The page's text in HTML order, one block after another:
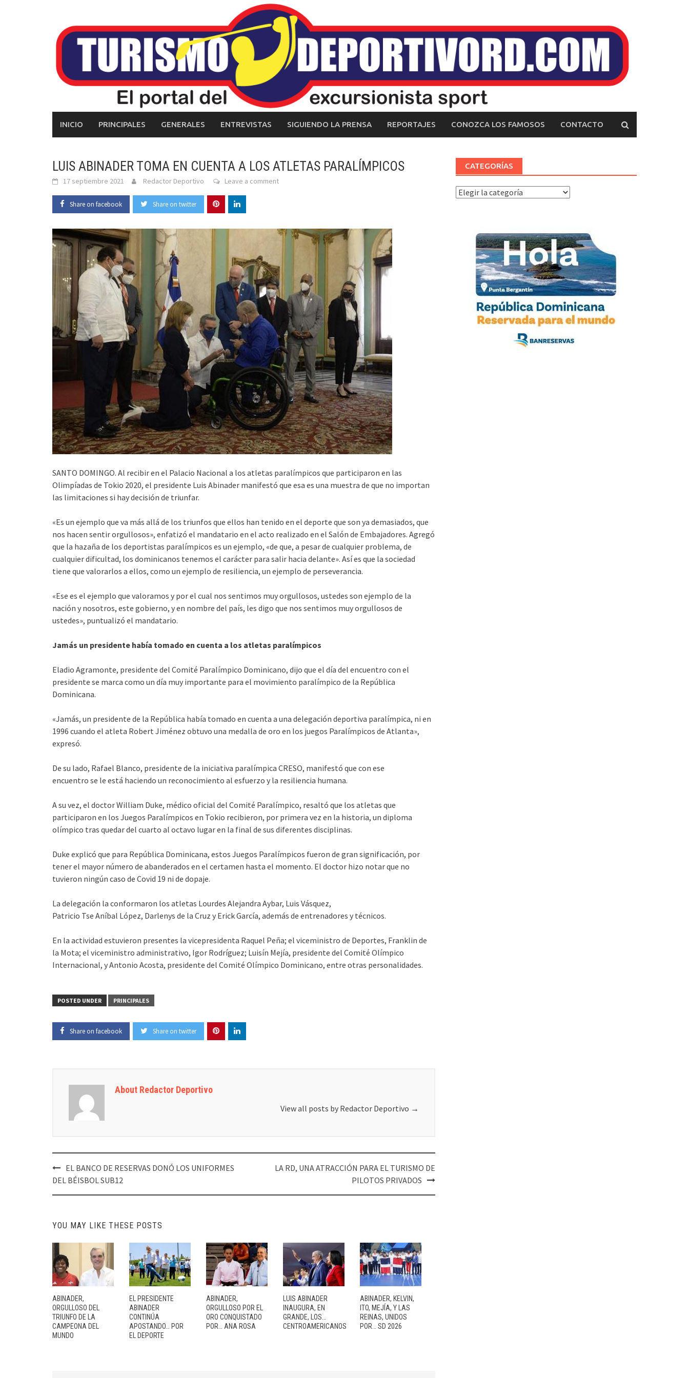
INICIO PRINCIPALES GENERALES ENTREVISTAS SIGUIENDO LA PRENSA REPORTAJES CONOZCA LOS FAMOSOS CONTACTO
LUIS ABINADER TOMA EN CUENTA A LOS ATLETAS PARALÍMPICOS
17 septiembre 2021 Redactor Deportivo Leave a comment
Share on facebook Share on twitter
SANTO DOMINGO. Al recibir en el Palacio Nacional a los atletas paralímpicos que participaron en las
Olimpíadas de Tokio 2020, el presidente Luis Abinader manifestó que esa es una muestra de que no importan
las limitaciones si hay decisión de triunfar.
«Es un ejemplo que va más allá de los triunfos que ellos han tenido en el deporte que son ya demasiados, que
nos hacen sentir orgullosos», enfatizó el mandatario en el acto realizado en el Salón de Embajadores. Agregó
que la hazaña de los deportistas paralímpicos es un ejemplo, «de que, a pesar de cualquier problema, de
cualquier dificultad, los dominicanos tenemos el carácter para salir hacia delante». Así es que la sociedad
tiene que valorarlos a ellos, como un ejemplo de resiliencia, un ejemplo de perseverancia.
«Ese es el ejemplo que valoramos y por el cual nos sentimos muy orgullosos, ustedes son ejemplo de la
nación y nosotros, este gobierno, y en nombre del país, les digo que nos sentimos muy orgullosos de
ustedes», puntualizó el mandatario.
Jamás un presidente había tomado en cuenta a los atletas paralímpicos
Eladio Agramonte, presidente del Comité Paralímpico Dominicano, dijo que el día del encuentro con el
presidente se marca como un día muy importante para el movimiento paralímpico de la República
Dominicana.
«Jamás, un presidente de la República había tomado en cuenta a una delegación deportiva paralímpica, ni en
1996 cuando el atleta Robert Jiménez obtuvo una medalla de oro en los juegos Paralímpicos de Atlanta»,
expresó.
De su lado, Rafael Blanco, presidente de la iniciativa paralímpica CRESO, manifestó que con ese
encuentro se le está haciendo un reconocimiento al esfuerzo y la resiliencia humana.
A su vez, el doctor William Duke, médico oficial del Comité Paralímpico, resaltó que los atletas que
participaron en los Juegos Paralímpicos en Tokio recibieron, por primera vez en la historia, un diploma
olímpico tras quedar del cuarto al octavo lugar en la final de sus diferentes disciplinas.
Duke explicó que para República Dominicana, estos Juegos Paralímpicos fueron de gran significación, por
tener el mayor número de abanderados en el certamen hasta el momento. El doctor hizo notar que no
tuvieron ningún caso de Covid 19 ni de dopaje.
La delegación la conformaron los atletas Lourdes Alejandra Aybar, Luis Vásquez,
Patricio Tse Aníbal López, Darlenys de la Cruz y Erick García, además de entrenadores y técnicos.
En la actividad estuvieron presentes la vicepresidenta Raquel Peña; el viceministro de Deportes, Franklin de
la Mota; el viceministro administrativo, Igor Rodríguez; Luisín Mejía, presidente del Comité Olímpico
Internacional, y Antonio Acosta, presidente del Comité Olímpico Dominicano, entre otras personalidades.
POSTED UNDER PRINCIPALES
Share on facebook Share on twitter
About Redactor Deportivo
View all posts by Redactor Deportivo →
Post
navigation
EL BANCO DE RESERVAS DONÓ LOS UNIFORMES
DEL BÉISBOL SUB12
LA RD, UNA ATRACCIÓN PARA EL TURISMO DE
PILOTOS PRIVADOS
YOU MAY LIKE THESE POSTS
ABINADER,
ORGULLOSO DEL
TRIUNFO DE LA
CAMPEONA DEL
MUNDO
EL PRESIDENTE
ABINADER
CONTINÚA
APOSTANDO… POR
EL DEPORTE
ABINADER,
ORGULLOSO POR EL
ORO CONQUISTADO
POR… ANA ROSA
LUIS ABINADER
INAUGURA, EN
GRANDE, LOS…
CENTROAMERICANOS
ABINADER, KELVIN,
ITO, MEJÍA, Y LAS
REINAS, UNIDOS
POR… SD 2026
CATEGORÍAS
Categorías